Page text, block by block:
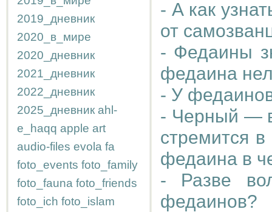
2019_дневник
2020_в_мире
2020_дневник
2021_дневник
2022_дневник
2025_дневник ahl-
e_haqq apple art
audio-files evola fa
foto_events foto_family
foto_fauna foto_friends
foto_ich foto_islam
- А как
от
- Федаины
федаина
- У
- Черный —
стремится
федаина в
- Разве